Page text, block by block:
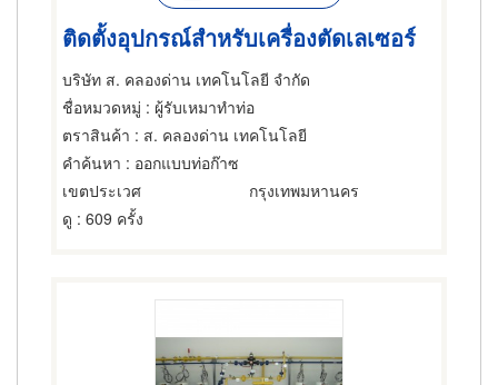
ติดตั้งอุปกรณ์สำหรับเครื่องตัดเลเซอร์
บริษัท ส. คลองด่าน เทคโนโลยี จำกัด
ชื่อหมวดหมู่ : ผู้รับเหมาทำท่อ
ตราสินค้า : ส. คลองด่าน เทคโนโลยี
คำค้นหา : ออกแบบท่อก๊าซ
เขตประเวศ
กรุงเทพมหานคร
ดู : 609 ครั้ง